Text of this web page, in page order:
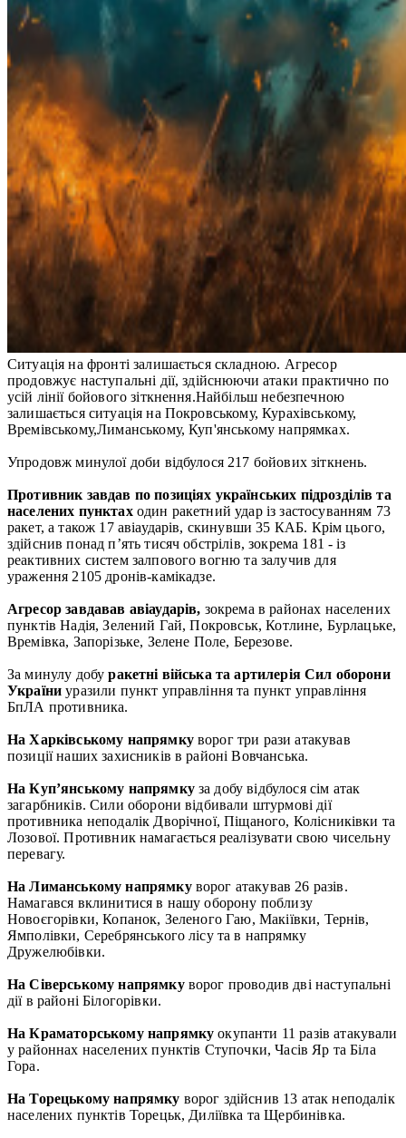
Ситуація на фронті залишається складною. Агресор
продовжує наступальні дії, здійснюючи атаки практично по
усій лінії бойового зіткнення.Найбільш небезпечною
залишається ситуація на Покровському, Курахівському,
Времівському,Лиманському, Куп'янському напрямках.
Упродовж минулої доби відбулося 217 бойових зіткнень.
Противник завдав по позиціях українських підрозділів та
населених пунктаходин ракетний удар із застосуванням 73
ракет, а також 17 авіаударів, скинувши 35 КАБ. Крім цього,
здійснив понад п’ять тисяч обстрілів, зокрема 181 - із
реактивних систем залпового вогню та залучив для
ураження 2105 дронів-камікадзе.
Агресор завдавав авіаударів, зокрема в районах населених
пунктів Надія, Зелений Гай, Покровськ, Котлине, Бурлацьке,
Времівка, Запорізьке, Зелене Поле, Березове.
За минулу добуракетні війська та артилерія Сил оборони
України уразили пункт управління та пункт управління
БпЛА противника.
На Харківському напрямкуворог три рази атакував
позиції наших захисників в районі Вовчанська.
На Куп’янському напрямкуза добу відбулося сім атак
загарбників. Сили оборони відбивали штурмові дії
противника неподалік Дворічної, Піщаного, Колісниківки та
Лозової. Противник намагається реалізувати свою чисельну
перевагу.
На Лиманському напрямкуворог атакував 26 разів.
Намагався вклинитися в нашу оборону поблизу
Новоєгорівки, Копанок, Зеленого Гаю, Макіївки, Тернів,
Ямполівки, Серебрянського лісу та в напрямку
Дружелюбівки.
На Сіверському напрямкуворог проводив дві наступальні
дії в районі Білогорівки.
На Краматорському напрямку окупанти 11 разів атакували
у районнах населених пунктів Ступочки, Часів Яр та Біла
Гора.
На Торецькому напрямку ворог здійснив 13 атак неподалік
населених пунктів Торецьк, Диліївка та Щербинівка.